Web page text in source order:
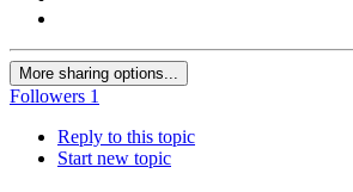
More sharing options...
Followers 1
Reply to this topic
Start new topic